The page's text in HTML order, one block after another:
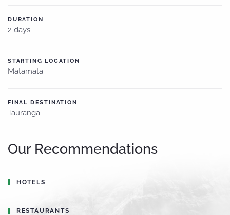
DURATION
2 days
STARTING LOCATION
Matamata
FINAL DESTINATION
Tauranga
Our Recommendations
HOTELS
RESTAURANTS